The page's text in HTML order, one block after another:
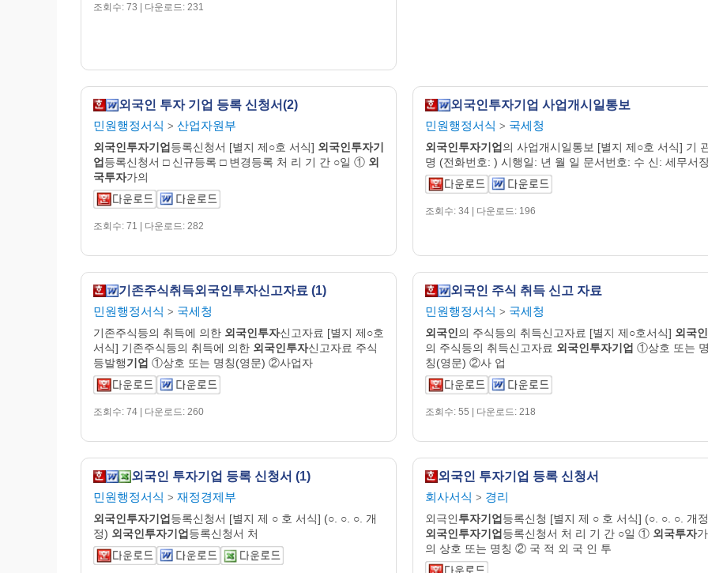
조회수: 73 | 다운로드: 231
외국인 투자 기업 등록 신청서(2)
민원행정서식 > 산업자원부
외국인투자기업등록신청서 [별지 제○호 서식] 외국인투자기
업등록신청서 □ 신규등록 □ 변경등록 처 리 기 간 ○일 ① 외
국투자가의
조회수: 71 | 다운로드: 282
외국인투자기업 사업개시일통보
민원행정서식 > 국세청
외국인투자기업의 사업개시일통보 [별지 제○호 서식] 기
명 (전화번호: ) 시행일: 년 월 일 문서번호: 수 신: 세무서
조회수: 34 | 다운로드: 196
기존주식취득외국인투자신고자료 (1)
민원행정서식 > 국세청
기존주식등의 취득에 의한 외국인투자신고자료 [별지 제○호
서식] 기존주식등의 취득에 의한 외국인투자신고자료 주식
등발행기업 ①상호 또는 명칭(영문) ②사업자
조회수: 74 | 다운로드: 260
외국인 주식 취득 신고 자료
민원행정서식 > 국세청
외국인의 주식등의 취득신고자료 [별지 제○호서식] 외국인
의 주식등의 취득신고자료 외국인투자기업 ①상호 또는 명
칭(영문) ②사 업
조회수: 55 | 다운로드: 218
외국인 투자기업 등록 신청서 (1)
민원행정서식 > 재정경제부
외국인투자기업등록신청서 [별지 제 ○ 호 서식] (○. ○. ○. 개
정) 외국인투자기업등록신청서 처
외국인 투자기업 등록 신청서
회사서식 > 경리
외극인투자기업등록신청 [별지 제 ○ 호 서식] (○. ○. ○. 개
외국인투자기업등록신청서 처 리 기 간 ○일 ① 외국투자가
의 상호 또는 명칭 ② 국 적 외 국 인 투